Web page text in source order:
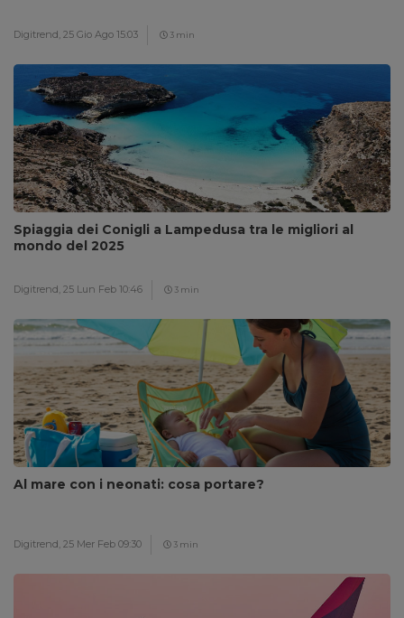
Digitrend, 25 Gio Ago 15:03 3 min
Spiaggia dei Conigli a Lampedusa tra le migliori al
mondo del 2025
Digitrend, 25 Lun Feb 10:46 3 min
Al mare con i neonati: cosa portare?
Digitrend, 25 Mer Feb 09:30 3 min